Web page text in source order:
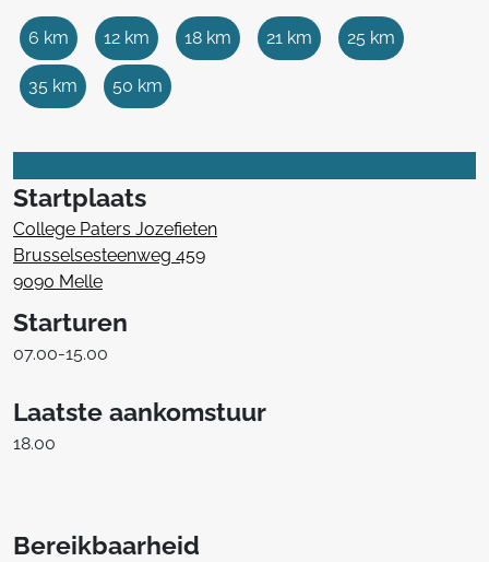
6 km 12 km 18 km 21 km 25 km
35 km 50 km
Startplaats
College Paters Jozefieten
Brusselsesteenweg 459
9090 Melle
Starturen
07.00-15.00
Laatste aankomstuur
18.00
Bereikbaarheid